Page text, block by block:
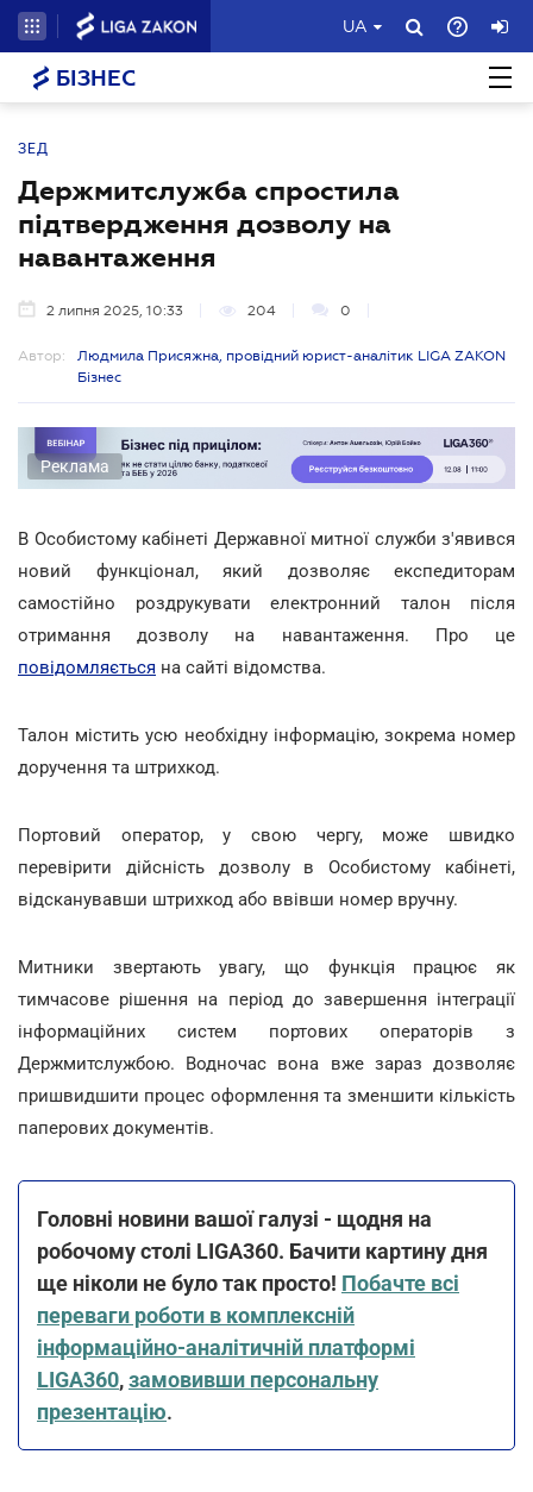
UA
БІЗНЕС
ЗЕД
Держмитслужба спростила
підтвердження дозволу на
навантаження
2 липня 2025, 10:33 204 0
Автор:
Людмила Присяжна, провідний юрист-аналітик LIGA ZAKON
Бізнес
Реклама
В Особистому кабінеті Державної митної служби з'явився
новий функціонал, який дозволяє експедиторам
самостійно роздрукувати електронний талон після
отримання дозволу на навантаження. Про це
повідомляється на сайті відомства.
Талон містить усю необхідну інформацію, зокрема номер
доручення та штрихкод.
Портовий оператор, у свою чергу, може швидко
перевірити дійсність дозволу в Особистому кабінеті,
відсканувавши штрихкод або ввівши номер вручну.
Митники звертають увагу, що функція працює як
тимчасове рішення на період до завершення інтеграції
інформаційних систем портових операторів з
Держмитслужбою. Водночас вона вже зараз дозволяє
пришвидшити процес оформлення та зменшити кількість
паперових документів.
Головні новини вашої галузі - щодня на
робочому столі LIGA360. Бачити картину дня
ще ніколи не було так просто! Побачте всі
переваги роботи в комплексній
інформаційно-аналітичній платформі
LIGA360,замовивши персональну
презентацію.